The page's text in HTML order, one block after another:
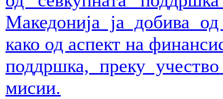
Македонија ја добива
како од аспект на
поддршка, преку
мисии.